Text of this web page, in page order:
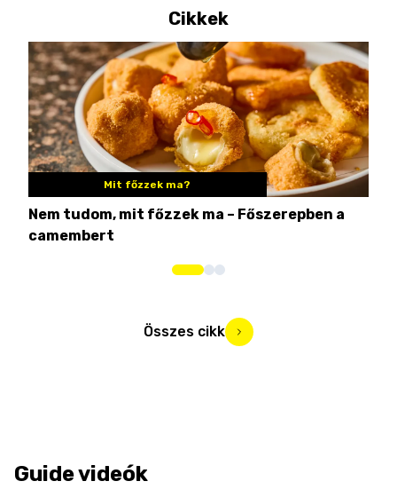
Cikkek
Mit főzzek ma?
Nem tudom, mit főzzek ma – Főszerepben a
camembert
Összes cikk
Guide videók